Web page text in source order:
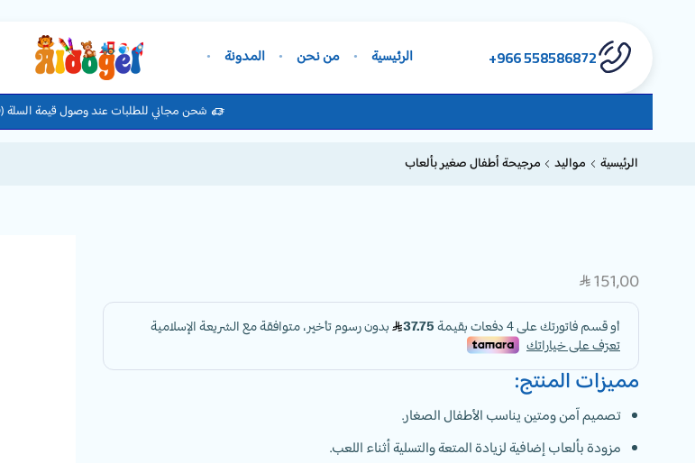
558586872 966+ الرئيسية من نحن المدونة
شحن مجاني للطلبات عند وصول قيمة السلة (700 ريال)
الرئيسية مواليد مرجيحة أطفال صغير بألعاب
SAR 151,00
مميزات المنتج:
تصميم آمن ومتين يناسب الأطفال الصغار.
مزودة بألعاب إضافية لزيادة المتعة والتسلية أثناء اللعب.